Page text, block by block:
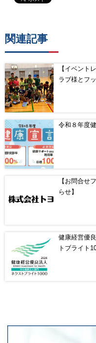
関連記事
【イベント
ラブ様とフ
令和８年度
【お問合せ
らせ】
健康経営優
トブライト